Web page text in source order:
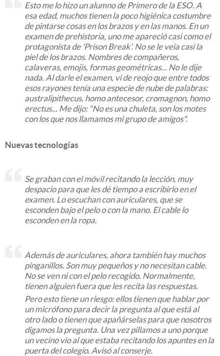
Esto me lo hizo un alumno de Primero de la ESO. A
esa edad, muchos tienen la poco higiénica costumbre
de pintarse cosas en los brazos y en las manos. En un
examen de prehistoria, uno me apareció casi como el
protagonista de 'Prison Break'. No se le veía casi la
piel de los brazos. Nombres de compañeros,
calaveras, emojis, formas geométricas... No le dije
nada. Al darle el examen, vi de reojo que entre todos
esos rayones tenía una especie de nube de palabras:
australipithecus, homo antecesor, cromagnon, homo
erectus... Me dijo: "No es una chuleta, son los motes
con los que nos llamamos mi grupo de amigos".
Nuevas tecnologías
Se graban con el móvil recitando la lección, muy
despacio para que les dé tiempo a escribirlo en el
examen. Lo escuchan con auriculares, que se
esconden bajo el pelo o con la mano. El cable lo
esconden en la ropa.
Además de auriculares, ahora también hay muchos
pinganillos. Son muy pequeños y no necesitan cable.
No se ven ni con el pelo recogido. Normalmente,
tienen alguien fuera que les recita las respuestas.
Pero esto tiene un riesgo: ellos tienen que hablar por
un micrófono para decir la pregunta al que está al
otro lado o tienen que apañárselas para que nosotros
digamos la pregunta. Una vez pillamos a uno porque
un vecino vio al que estaba recitando los apuntes en la
puerta del colegio. Avisó al conserje.